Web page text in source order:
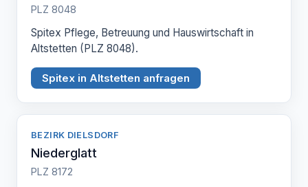
PLZ 8048
Spitex Pflege, Betreuung und Hauswirtschaft in
Altstetten (PLZ 8048).
Spitex in Altstetten anfragen
BEZIRK DIELSDORF
Niederglatt
PLZ 8172